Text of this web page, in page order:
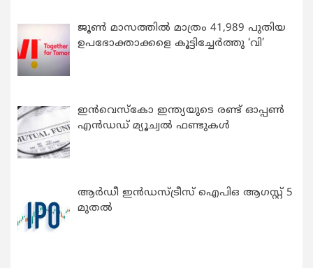
ജൂൺ മാസത്തിൽ മാത്രം 41,989 പുതിയ
ഉപഭോക്താക്കളെ കൂട്ടിച്ചേർത്തു ‘വി’
ഇന്‍വെസ്കോ ഇന്ത്യയുടെ രണ്ട് ഓപ്പണ്‍
എന്‍ഡഡ് മ്യൂച്വല്‍ ഫണ്ടുകള്‍
ആർഡീ ഇൻഡസ്ട്രീസ് ഐപിഒ ആഗസ്റ്റ് 5
മുതൽ